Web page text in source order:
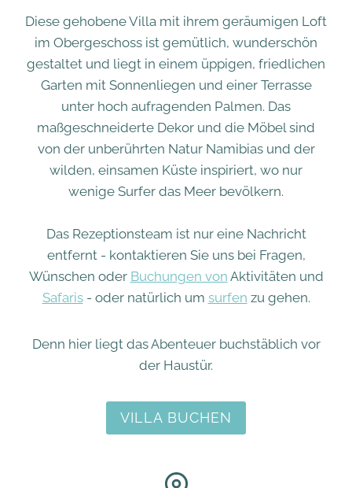
Diese gehobene Villa mit ihrem geräumigen Loft
im Obergeschoss ist gemütlich, wunderschön
gestaltet und liegt in einem üppigen, friedlichen
Garten mit Sonnenliegen und einer Terrasse
unter hoch aufragenden Palmen. Das
maßgeschneiderte Dekor und die Möbel sind
von der unberührten Natur Namibias und der
wilden, einsamen Küste inspiriert, wo nur
wenige Surfer das Meer bevölkern.
Das Rezeptionsteam ist nur eine Nachricht
entfernt - kontaktieren Sie uns bei Fragen,
Wünschen oder Buchungen von Aktivitäten und
Safaris- oder natürlich um surfen zu gehen.
Denn hier liegt das Abenteuer buchstäblich vor
der Haustür.
VILLA BUCHEN